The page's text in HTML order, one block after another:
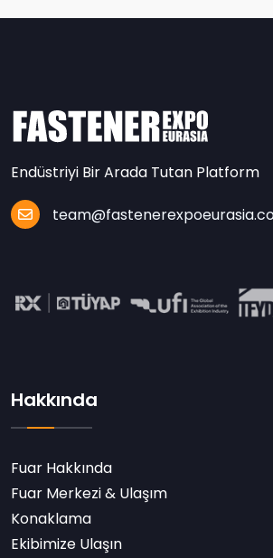
Endüstriyi Bir Arada Tutan Platform
Hakkında
Fuar Hakkında
Fuar Merkezi & Ulaşım
Konaklama
Ekibimize Ulaşın